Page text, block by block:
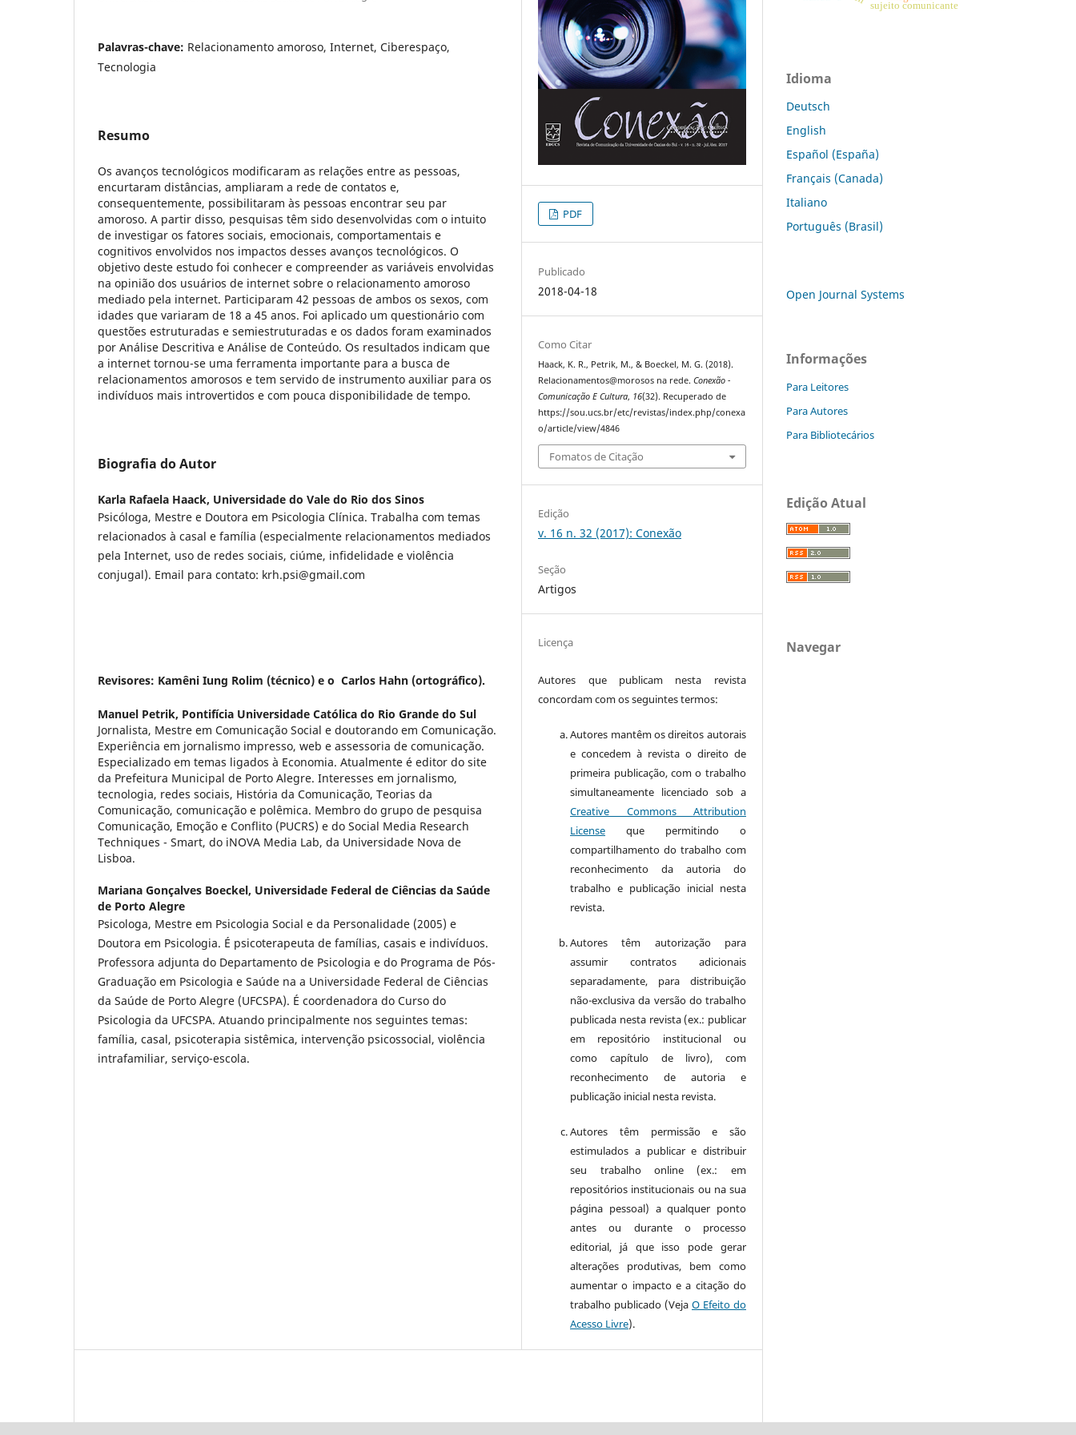
Palavras-chave: Relacionamento amoroso, Internet, Ciberespaço,
Tecnologia
Resumo
Os avanços tecnológicos modificaram as relações entre as pessoas,
encurtaram distâncias, ampliaram a rede de contatos e,
consequentemente, possibilitaram às pessoas encontrar seu par
amoroso. A partir disso, pesquisas têm sido desenvolvidas com o intuito
de investigar os fatores sociais, emocionais, comportamentais e
cognitivos envolvidos nos impactos desses avanços tecnológicos. O
objetivo deste estudo foi conhecer e compreender as variáveis envolvidas
na opinião dos usuários de internet sobre o relacionamento amoroso
mediado pela internet. Participaram 42 pessoas de ambos os sexos, com
idades que variaram de 18 a 45 anos. Foi aplicado um questionário com
questões estruturadas e semiestruturadas e os dados foram examinados
por Análise Descritiva e Análise de Conteúdo. Os resultados indicam que
a internet tornou-se uma ferramenta importante para a busca de
relacionamentos amorosos e tem servido de instrumento auxiliar para os
indivíduos mais introvertidos e com pouca disponibilidade de tempo.
Biografia do Autor
Karla Rafaela Haack, Universidade do Vale do Rio dos Sinos
Psicóloga, Mestre e Doutora em Psicologia Clínica. Trabalha com temas
relacionados à casal e família (especialmente relacionamentos mediados
pela Internet, uso de redes sociais, ciúme, infidelidade e violência
conjugal). Email para contato: krh.psi@gmail.com
Revisores: Kamêni Iung Rolim (técnico) e o Carlos Hahn (ortográfico).
Manuel Petrik, Pontifícia Universidade Católica do Rio Grande do Sul
Jornalista, Mestre em Comunicação Social e doutorando em Comunicação.
Experiência em jornalismo impresso, web e assessoria de comunicação.
Especializado em temas ligados à Economia. Atualmente é editor do site
da Prefeitura Municipal de Porto Alegre. Interesses em jornalismo,
tecnologia, redes sociais, História da Comunicação, Teorias da
Comunicação, comunicação e polêmica. Membro do grupo de pesquisa
Comunicação, Emoção e Conflito (PUCRS) e do Social Media Research
Techniques - Smart, do iNOVA Media Lab, da Universidade Nova de
Lisboa.
Mariana Gonçalves Boeckel, Universidade Federal de Ciências da Saúde
de Porto Alegre
Psicologa, Mestre em Psicologia Social e da Personalidade (2005) e
Doutora em Psicologia. É psicoterapeuta de famílias, casais e indivíduos.
Professora adjunta do Departamento de Psicologia e do Programa de Pós-
Graduação em Psicologia e Saúde na a Universidade Federal de Ciências
da Saúde de Porto Alegre (UFCSPA). É coordenadora do Curso do
Psicologia da UFCSPA. Atuando principalmente nos seguintes temas:
família, casal, psicoterapia sistêmica, intervenção psicossocial, violência
intrafamiliar, serviço-escola.
PDF
Publicado
2018-04-18
Como Citar
Haack, K. R., Petrik, M., & Boeckel, M. G. (2018).
Relacionamentos@morosos na rede.Conexão -
Comunicação E Cultura, 16(32). Recuperado de
https://sou.ucs.br/etc/revistas/index.php/conexa
o/article/view/4846
Fomatos de Citação
Edição
v. 16 n. 32 (2017): Conexão
Seção
Artigos
Licença
Autores que publicam nesta revista
concordam com os seguintes termos:
Autores mantêm os direitos autorais
e concedem à revista o direito de
primeira publicação, com o trabalho
simultaneamente licenciado sob a
Creative Commons Attribution
License que permitindo o
compartilhamento do trabalho com
reconhecimento da autoria do
trabalho e publicação inicial nesta
revista.
Autores têm autorização para
assumir contratos adicionais
separadamente, para distribuição
não-exclusiva da versão do trabalho
publicada nesta revista (ex.: publicar
em repositório institucional ou
como capítulo de livro), com
reconhecimento de autoria e
publicação inicial nesta revista.
Autores têm permissão e são
estimulados a publicar e distribuir
seu trabalho online (ex.: em
repositórios institucionais ou na sua
página pessoal) a qualquer ponto
antes ou durante o processo
editorial, já que isso pode gerar
alterações produtivas, bem como
aumentar o impacto e a citação do
trabalho publicado (Veja O Efeito do
Acesso Livre).
sujeito comunicante
Idioma
Deutsch
English
Español (España)
Français (Canada)
Italiano
Português (Brasil)
Open Journal Systems
Informações
Para Leitores
Para Autores
Para Bibliotecários
Edição Atual
Navegar